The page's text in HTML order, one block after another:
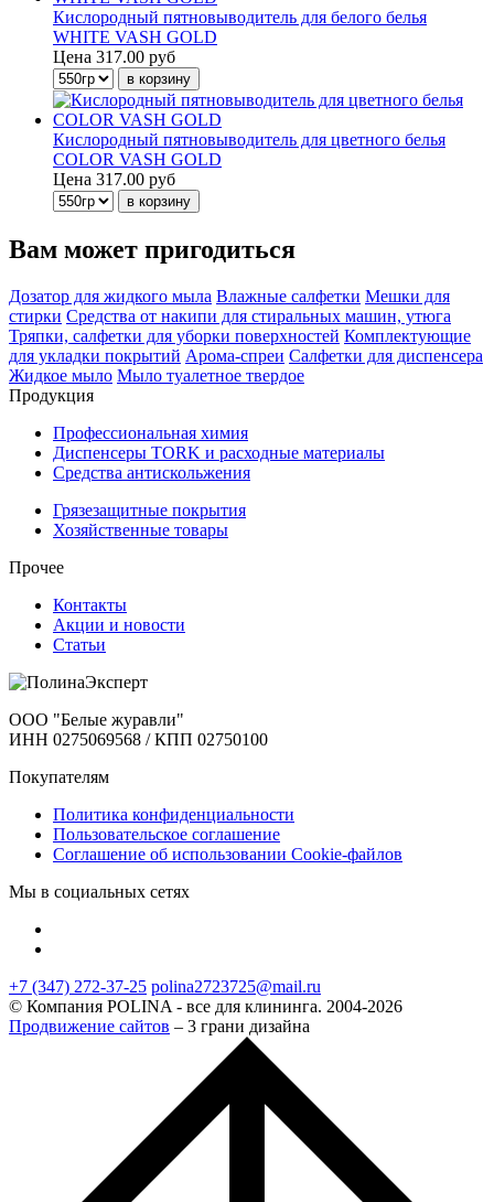
Кислородный пятновыводитель для белого белья
WHITE VASH GOLD
Цена 317.00 руб
Кислородный пятновыводитель для цветного белья
COLOR VASH GOLD
Цена 317.00 руб
Вам может пригодиться
Дозатор для жидкого мыла Влажные салфетки Мешки для
стирки Средства от накипи для стиральных машин, утюга
Тряпки, салфетки для уборки поверхностей Комплектующие
для укладки покрытий Арома-спреи Салфетки для диспенсера
Жидкое мыло Мыло туалетное твердое
Продукция
Профессиональная химия
Диспенсеры TORK и расходные материалы
Cредства антискольжения
Грязезащитные покрытия
Хозяйственные товары
Прочее
Контакты
Акции и новости
Статьи
ООО "Белые журавли"
ИНН 0275069568 / КПП 02750100
Покупателям
Политика конфиденциальности
Пользовательское соглашение
Соглашение об использовании Cookie-файлов
Мы в социальных сетях
+7 (347) 272-37-25 polina2723725@mail.ru
© Компания POLINA - все для клининга. 2004-2026
Продвижение сайтов – 3 грани дизайна